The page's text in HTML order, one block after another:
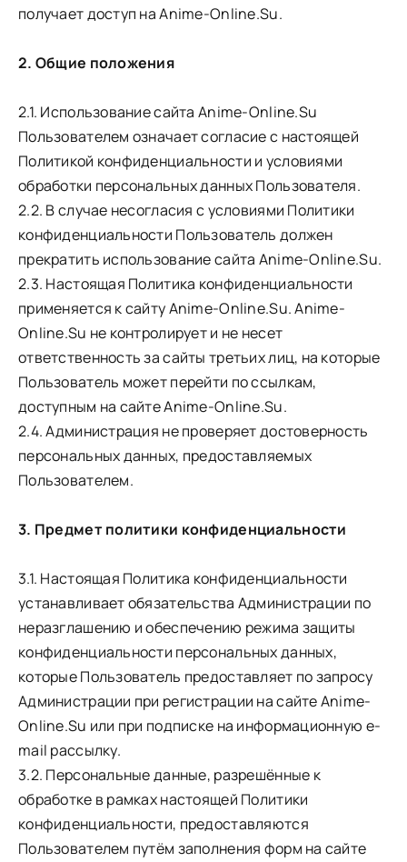
получает доступ на Anime-Online.Su.
2. Общие положения
2.1. Использование сайта Anime-Online.Su
Пользователем означает согласие с настоящей
Политикой конфиденциальности и условиями
обработки персональных данных Пользователя.
2.2. В случае несогласия с условиями Политики
конфиденциальности Пользователь должен
прекратить использование сайта Anime-Online.Su.
2.3. Настоящая Политика конфиденциальности
применяется к сайту Anime-Online.Su. Anime-
Online.Su не контролирует и не несет
ответственность за сайты третьих лиц, на которые
Пользователь может перейти по ссылкам,
доступным на сайте Anime-Online.Su.
2.4. Администрация не проверяет достоверность
персональных данных, предоставляемых
Пользователем.
3. Предмет политики конфиденциальности
3.1. Настоящая Политика конфиденциальности
устанавливает обязательства Администрации по
неразглашению и обеспечению режима защиты
конфиденциальности персональных данных,
которые Пользователь предоставляет по запросу
Администрации при регистрации на сайте Anime-
Online.Su или при подписке на информационную e-
mail рассылку.
3.2. Персональные данные, разрешённые к
обработке в рамках настоящей Политики
конфиденциальности, предоставляются
Пользователем путём заполнения форм на сайте